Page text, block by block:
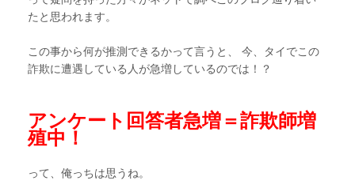
たと思われます。
この事から何が推測できるかって言うと、 今、タイでこの
詐欺に遭遇している人が急増しているのでは！？
アンケート回答者急増＝詐欺師増
殖中！
って、俺っちは思うね。